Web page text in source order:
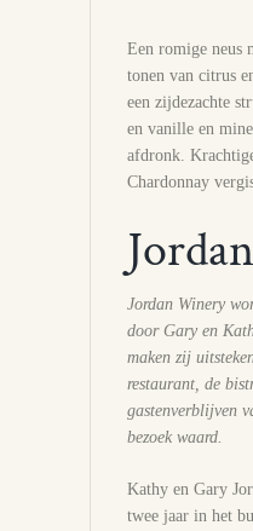
Een romige neus
tonen van citrus
een zijdezachte
en vanille en
afdronk.
Chardonnay
Jordan Winery
door Gary en
maken zij
restaurant, de
gastenverblijven
bezoek waard.
Kathy en Gary
twee jaar in het